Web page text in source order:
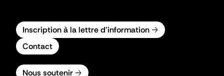
Inscription à la lettre d'information
Contact
Nous soutenir